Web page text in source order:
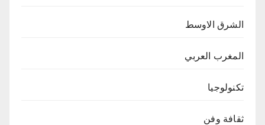
الشرق الاوسط
المغرب العربي
تكنولوجيا
ثقافة وفن